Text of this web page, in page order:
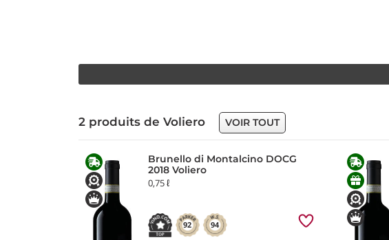
2 produits de Voliero VOIR TOUT
Brunello di Montalcino DOCG
2018 Voliero
0,75 ℓ
92 94